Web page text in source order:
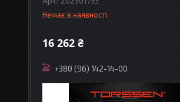
Немає в наявності
16 262 ₴
+380 (96) 142-14-00